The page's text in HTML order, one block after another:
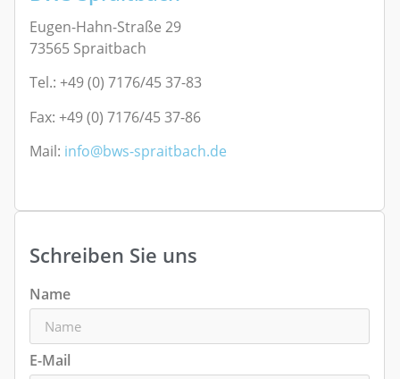
Eugen-Hahn-Straße 29
73565 Spraitbach
Tel.: +49 (0) 7176/45 37-83
Fax: +49 (0) 7176/45 37-86
Mail: info@bws-spraitbach.de
Schreiben Sie uns
Name
E-Mail